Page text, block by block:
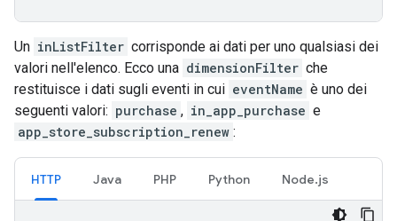
Un inListFilter corrisponde ai dati per uno qualsiasi dei
valori nell'elenco. Ecco una dimensionFilter che
restituisce i dati sugli eventi in cui eventName è uno dei
seguenti valori: purchase , in_app_purchase e
app_store_subscription_renew :
HTTP Java PHP Python Node.js